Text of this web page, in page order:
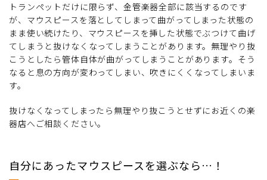
トランペットだけに限らず、金管楽器全部に該当するのです
が、マウスピースを落としてしまって曲がってしまった状態の
まま使い続けたり、マウスピースを挿した状態でぶつけて曲げ
てしまうと抜けなくなってしまうことがあります。無理やり抜
こうとしたら管体自体が曲がってしまうことがあります。そう
なると息の方向が変わってしまい、吹きにくくなってしまいま
す。
抜けなくなってしまったら無理やり抜こうとせずにお近くの楽
器店へご相談ください。
自分にあったマウスピースを選ぶなら…！